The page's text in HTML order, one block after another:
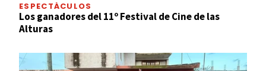
ESPECTÁCULOS
Los ganadores del 11º Festival de Cine de las
Alturas